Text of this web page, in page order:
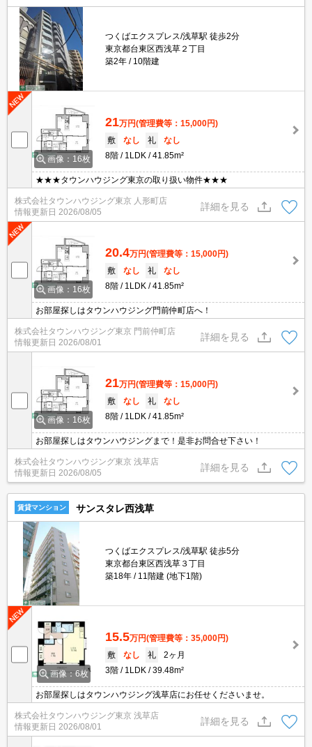
つくばエクスプレス/浅草駅 徒歩2分
東京都台東区西浅草２丁目
築2年
10階建
画像：16枚
21万円(管理費等：15,000円)
敷
なし 礼
なし
8階
1LDK 41.85m²
★★★タウンハウジング東京の取り扱い物件★★★
株式会社タウンハウジング東京 人形町店
情報更新日 2026/08/05
詳細を見る
画像：16枚
20.4万円(管理費等：15,000円)
敷
なし 礼
なし
8階
1LDK 41.85m²
お部屋探しはタウンハウジング門前仲町店へ！
株式会社タウンハウジング東京 門前仲町店
情報更新日 2026/08/01
詳細を見る
画像：16枚
21万円(管理費等：15,000円)
敷
なし 礼
なし
8階
1LDK 41.85m²
お部屋探しはタウンハウジングまで！是非お問合せ下さい！
株式会社タウンハウジング東京 浅草店
情報更新日 2026/08/05
詳細を見る
賃貸マンション サンスタレ西浅草
つくばエクスプレス/浅草駅 徒歩5分
東京都台東区西浅草３丁目
築18年
11階建 (地下1階)
画像：6枚
15.5万円(管理費等：35,000円)
敷
なし 礼
2ヶ月
3階
1LDK 39.48m²
お部屋探しはタウンハウジング浅草店にお任せくださいませ。
株式会社タウンハウジング東京 浅草店
情報更新日 2026/08/01
詳細を見る